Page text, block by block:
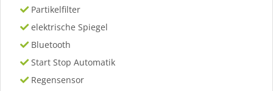
Partikelfilter
elektrische Spiegel
Bluetooth
Start Stop Automatik
Regensensor